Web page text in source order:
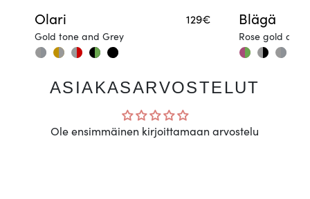
Olari 129€
Gold tone and Grey
Blägä
Rose gold and
ASIAKASARVOSTELUT
Ole ensimmäinen kirjoittamaan arvostelu